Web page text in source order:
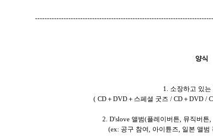
양식
1. 소장하고 있는
( CD＋DVD＋스페셜 굿즈 / CD＋DVD /
2. D'slove 앨범(플레이버튼, 뮤직버튼
(ex: 공구 참여, 아이튠즈, 일본 앨